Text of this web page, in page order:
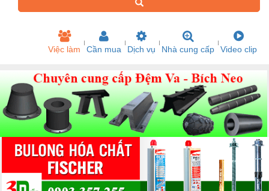
Việc làm Cần mua Dịch vụ Nhà cung cấp Video clip